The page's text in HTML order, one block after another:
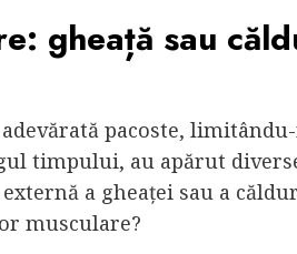
gheață sau
pacoste,
timpului, au apărut
a gheaței sau a
musculare?